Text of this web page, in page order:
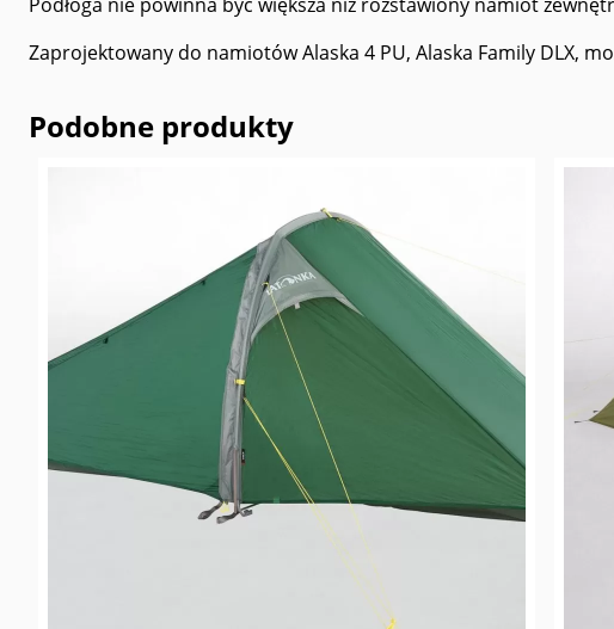
Zaprojektowany do namiotów Alaska 4 PU, Alaska Family DLX,
Podobne produkty